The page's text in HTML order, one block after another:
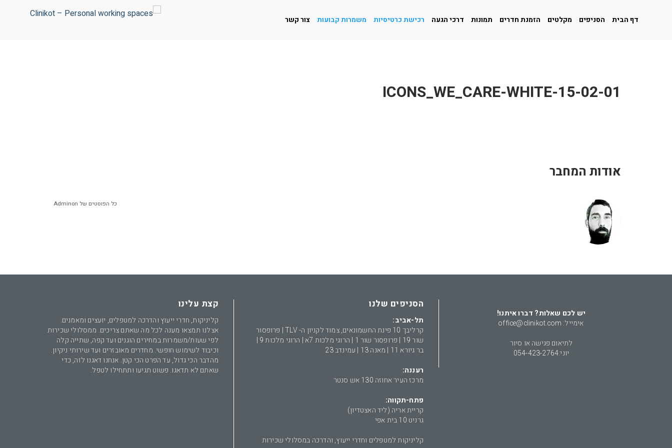
דף הבית הסניפים מקלטים הזמנת חדרים תמונות דרכי הגעה רכישת כרטיסיות משמרות קבועות צור קשר
01-ICONS_WE_CARE-WHITE-15-02
אודות המחבר
כל הפוסטים של Adminon
יש לכם שאלות? דברו איתנו!
אימייל: office@clinikot.com
לתיאום פגישה או סיור
יוני:054-423-2764
הסניפים שלנו
תל-אביב:
קרליבך 10 פינת החשמונאים, צמוד לקניון ה- TLV | פרופסור
שור 19 | פרופסור שור 1 | הרוגי מלכות 7א | הרוגי מלכות 9 |
בר גיורא 11 | מאנה 13 | עמינדב 23
רעננה:
מרכז העיר אחוזה 130 אש סנטר
פתח-תקווה:
קריית אריה (ליד האצטדיון)
גרניט 10 בית אפי
קליניקות למטפלים וחדרי ייעוץ, והדרכה במסלולי שכירות
קצת עלינו
קליניקות, חדרי ייעוץ והדרכה למטפלים, יועצים ומאמנים.
אצלנו תמצאו מענה לכל מה שאתם צריכים. ממסלולי שכירות
לפי שעות/משמרות במחירים הוגנים ועד קפה, שתייה קלה
וכיבוד לשימוש חופשי. מחדרים מאובזרים ועד שירותי ניקיון.
מהדבר הכי גדול, עד הפרט הכי קטן. אנחנו דאגנו לזה, כדי
שאתם לא תדאגו. פשוט תגיעו ותתחילו לטפל.